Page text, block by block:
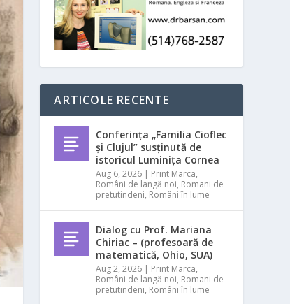
ARTICOLE RECENTE
Conferința „Familia Cioflec
și Clujul” susținută de
istoricul Luminița Cornea
Aug 6, 2026 | Print Marca,
Români de langă noi, Romani de
pretutindeni, Români în lume
Dialog cu Prof. Mariana
Chiriac – (profesoară de
matematică, Ohio, SUA)
Aug 2, 2026 | Print Marca,
Români de langă noi, Romani de
pretutindeni, Români în lume